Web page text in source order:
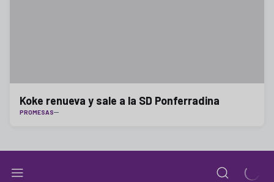
Koke renueva y sale a la SD Ponferradina
PROMESAS